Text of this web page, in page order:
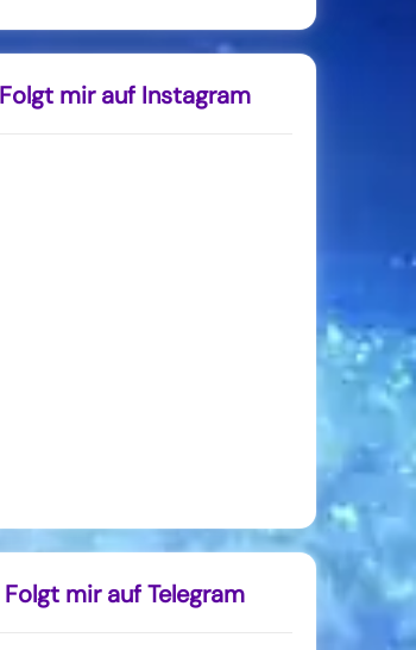
Folgt mir auf Instagram
Folgt mir auf Telegram